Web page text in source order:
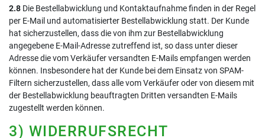
2.8 Die Bestellabwicklung und Kontaktaufnahme finden in der Regel
per E-Mail und automatisierter Bestellabwicklung statt. Der Kunde
hat sicherzustellen, dass die von ihm zur Bestellabwicklung
angegebene E-Mail-Adresse zutreffend ist, so dass unter dieser
Adresse die vom Verkäufer versandten E-Mails empfangen werden
können. Insbesondere hat der Kunde bei dem Einsatz von SPAM-
Filtern sicherzustellen, dass alle vom Verkäufer oder von diesem mit
der Bestellabwicklung beauftragten Dritten versandten E-Mails
zugestellt werden können.
3) WIDERRUFSRECHT